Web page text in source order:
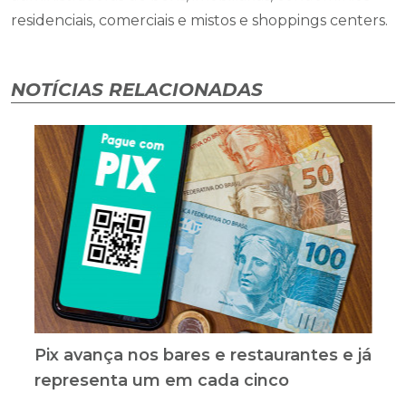
residenciais, comerciais e mistos e shoppings centers.
NOTÍCIAS RELACIONADAS
Pix avança nos bares e restaurantes e já
representa um em cada cinco